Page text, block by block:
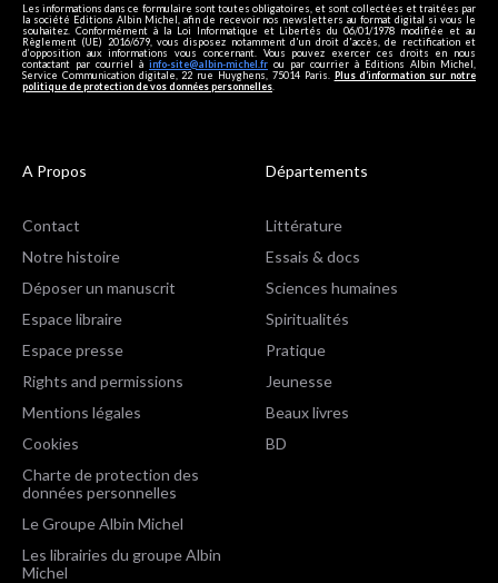
Les informations dans ce formulaire sont toutes obligatoires, et sont collectées et traitées par
la société Editions Albin Michel, afin de recevoir nos newsletters au format digital si vous le
souhaitez. Conformément à la Loi Informatique et Libertés du 06/01/1978 modifiée et au
Règlement (UE) 2016/679, vous disposez notamment d'un droit d'accès, de rectification et
d’opposition aux informations vous concernant. Vous pouvez exercer ces droits en nous
contactant par courriel à info-site@albin-michel.fr ou par courrier à Editions Albin Michel,
Service Communication digitale, 22 rue Huyghens, 75014 Paris. Plus d’information sur notre
politique de protection de vos données personnelles
A Propos
Contact
Notre histoire
Déposer un manuscrit
Espace libraire
Espace presse
Rights and permissions
Mentions légales
Cookies
Charte de protection des
données personnelles
Le Groupe Albin Michel
Les librairies du groupe Albin
Michel
Départements
Littérature
Essais & docs
Sciences humaines
Spiritualités
Pratique
Jeunesse
Beaux livres
BD